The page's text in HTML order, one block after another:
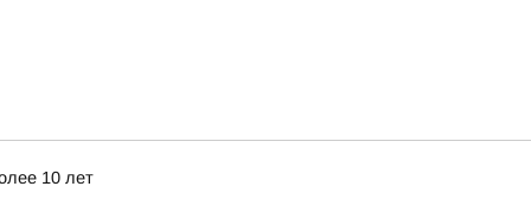
10 лет